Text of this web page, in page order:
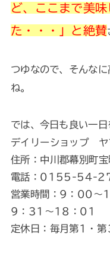
ど、ここまで美
た・・・」と絶賛
つゆなので、そんな
ね。
では、今日も良い一
デイリーショップ ヤ
住所：中川郡幕別町
電話：0155-54-
営業時間：9：00～
9：31～18：01 （
定休日：毎月第1・第